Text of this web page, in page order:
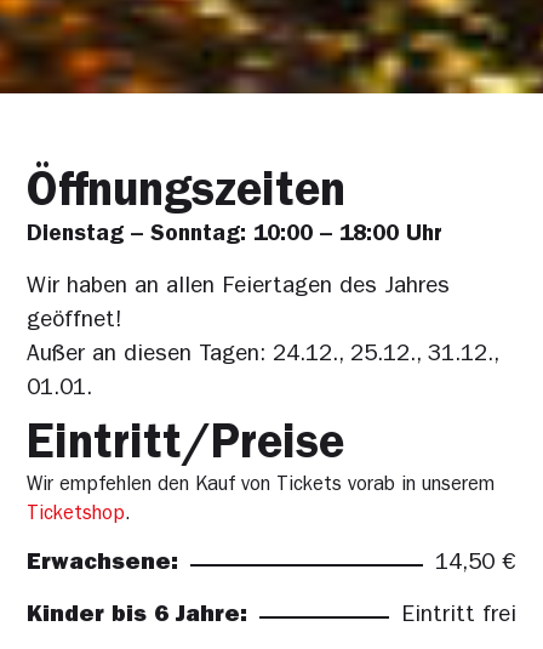
Öffnungszeiten
Dienstag – Sonntag: 10:00 – 18:00 Uhr
Wir haben an allen Feiertagen des Jahres
geöffnet!
Außer an diesen Tagen: 24.12., 25.12., 31.12.,
01.01.
Eintritt/Preise
Wir empfehlen den Kauf von Tickets vorab in unserem
Ticketshop.
Erwachsene: 14,50 €
Kinder bis 6 Jahre: Eintritt frei